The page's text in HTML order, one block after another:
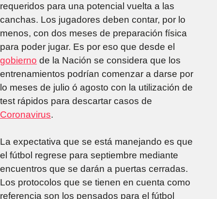
requeridos para una potencial vuelta a las
canchas. Los jugadores deben contar, por lo
menos, con dos meses de preparación física
para poder jugar. Es por eso que desde el
gobierno de la Nación se considera que los
entrenamientos podrían comenzar a darse por
lo meses de julio ó agosto con la utilización de
test rápidos para descartar casos de
Coronavirus.
La expectativa que se está manejando es que
el fútbol regrese para septiembre mediante
encuentros que se darán a puertas cerradas.
Los protocolos que se tienen en cuenta como
referencia son los pensados para el fútbol